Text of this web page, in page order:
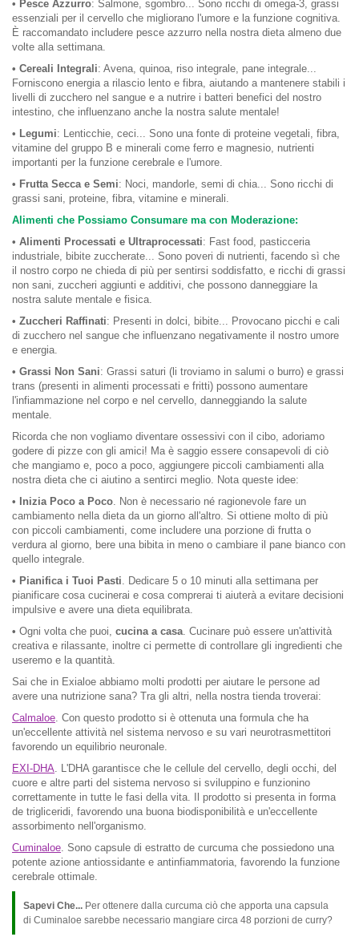
• Pesce Azzurro: Salmone, sgombro... Sono ricchi di omega-3, grassi
essenziali per il cervello che migliorano l'umore e la funzione cognitiva.
È raccomandato includere pesce azzurro nella nostra dieta almeno due
volte alla settimana.
• Cereali Integrali: Avena, quinoa, riso integrale, pane integrale...
Forniscono energia a rilascio lento e fibra, aiutando a mantenere stabili i
livelli di zucchero nel sangue e a nutrire i batteri benefici del nostro
intestino, che influenzano anche la nostra salute mentale!
• Legumi: Lenticchie, ceci... Sono una fonte di proteine vegetali, fibra,
vitamine del gruppo B e minerali come ferro e magnesio, nutrienti
importanti per la funzione cerebrale e l'umore.
• Frutta Secca e Semi: Noci, mandorle, semi di chia... Sono ricchi di
grassi sani, proteine, fibra, vitamine e minerali.
Alimenti che Possiamo Consumare ma con Moderazione:
• Alimenti Processati e Ultraprocessati: Fast food, pasticceria
industriale, bibite zuccherate... Sono poveri di nutrienti, facendo sì che
il nostro corpo ne chieda di più per sentirsi soddisfatto, e ricchi di grassi
non sani, zuccheri aggiunti e additivi, che possono danneggiare la
nostra salute mentale e fisica.
• Zuccheri Raffinati: Presenti in dolci, bibite... Provocano picchi e cali
di zucchero nel sangue che influenzano negativamente il nostro umore
e energia.
• Grassi Non Sani: Grassi saturi (li troviamo in salumi o burro) e grassi
trans (presenti in alimenti processati e fritti) possono aumentare
l'infiammazione nel corpo e nel cervello, danneggiando la salute
mentale.
Ricorda che non vogliamo diventare ossessivi con il cibo, adoriamo
godere di pizze con gli amici! Ma è saggio essere consapevoli di ciò
che mangiamo e, poco a poco, aggiungere piccoli cambiamenti alla
nostra dieta che ci aiutino a sentirci meglio. Nota queste idee:
• Inizia Poco a Poco. Non è necessario né ragionevole fare un
cambiamento nella dieta da un giorno all'altro. Si ottiene molto di più
con piccoli cambiamenti, come includere una porzione di frutta o
verdura al giorno, bere una bibita in meno o cambiare il pane bianco con
quello integrale.
• Pianifica i Tuoi Pasti. Dedicare 5 o 10 minuti alla settimana per
pianificare cosa cucinerai e cosa comprerai ti aiuterà a evitare decisioni
impulsive e avere una dieta equilibrata.
• Ogni volta che puoi, cucina a casa. Cucinare può essere un'attività
creativa e rilassante, inoltre ci permette di controllare gli ingredienti che
useremo e la quantità.
Sai che in Exialoe abbiamo molti prodotti per aiutare le persone ad
avere una nutrizione sana? Tra gli altri, nella nostra tienda troverai:
Calmaloe. Con questo prodotto si è ottenuta una formula che ha
un'eccellente attività nel sistema nervoso e su vari neurotrasmettitori
favorendo un equilibrio neuronale.
EXI-DHA. L'DHA garantisce che le cellule del cervello, degli occhi, del
cuore e altre parti del sistema nervoso si sviluppino e funzionino
correttamente in tutte le fasi della vita. Il prodotto si presenta in forma
de trigliceridi, favorendo una buona biodisponibilità e un'eccellente
assorbimento nell'organismo.
Cuminaloe. Sono capsule di estratto de curcuma che possiedono una
potente azione antiossidante e antinfiammatoria, favorendo la funzione
cerebrale ottimale.
Sapevi Che... Per ottenere dalla curcuma ciò che apporta una capsula
di Cuminaloe sarebbe necessario mangiare circa 48 porzioni de curry?